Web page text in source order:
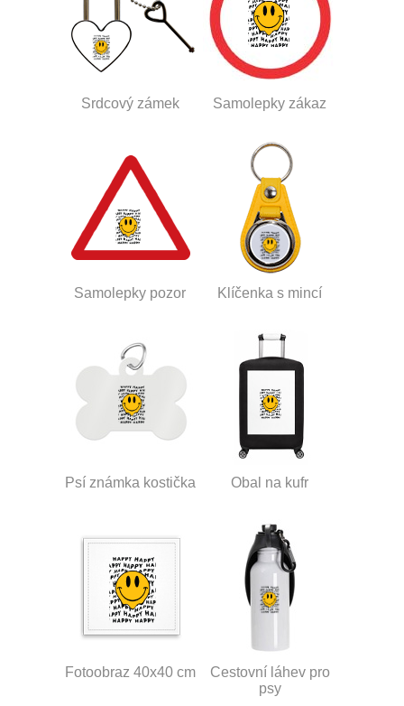
Srdcový zámek Samolepky zákaz
Samolepky pozor Klíčenka s mincí
Psí známka kostička Obal na kufr
Fotoobraz 40x40 cm
Cestovní láhev pro
psy